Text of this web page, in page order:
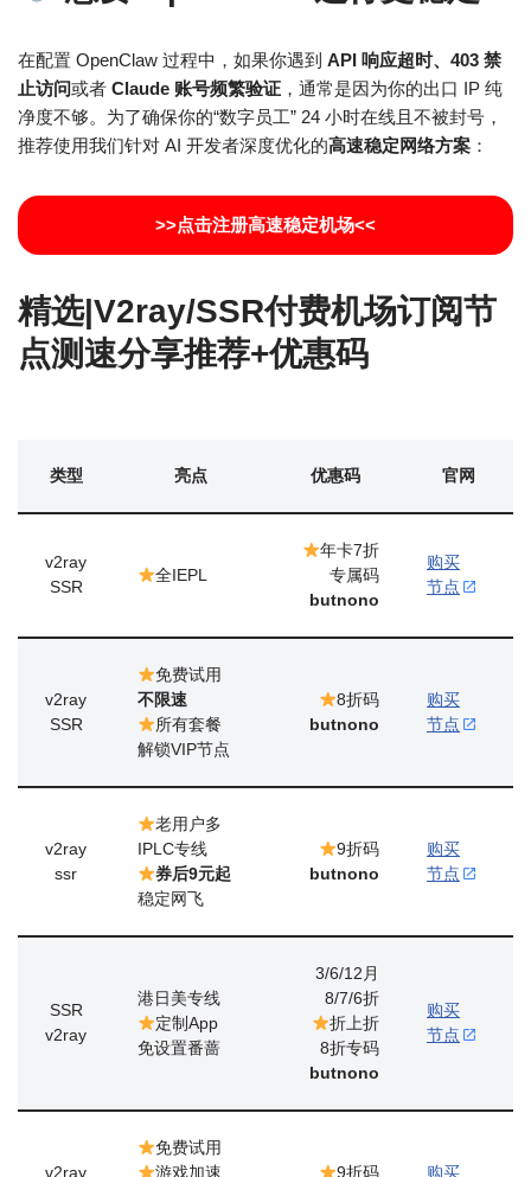
在配置 OpenClaw 过程中，如果你遇到 API 响应超时、403 禁
止访问或者 Claude 账号频繁验证 ，通常是因为你的出口 IP 纯
净度不够。为了确保你的“数字员工” 24 小时在线且不被封号，
推荐使用我们针对 AI 开发者深度优化的高速稳定网络方案 ：
>>点击注册高速稳定机场<<
精选|V2ray/SSR付费机场订阅节
点测速分享推荐+优惠码
类型 亮点 优惠码 官网
v2ray
SSR
全IEPL
年卡7折
专属码
butnono
购买
节点
v2ray
SSR
免费试用
不限速
所有套餐
解锁VIP节点
8折码
butnono
购买
节点
v2ray
ssr
老用户多
IPLC专线
券后9元起
稳定网飞
9折码
butnono
购买
节点
SSR
v2ray
港日美专线
定制App
免设置番蔷
3/6/12月
8/7/6折
折上折
8折专码
butnono
购买
节点
v2ray
免费试用
游戏加速
9折码 购买